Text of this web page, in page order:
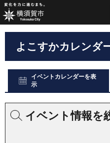
よこすかカレンダ
イベントカレンダーを表
示
イベント情報を